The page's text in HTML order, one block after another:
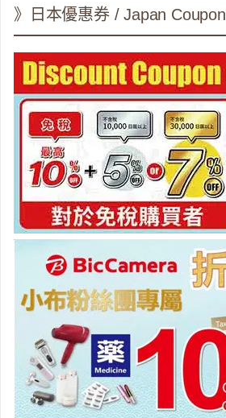
》日本優惠券 / Japan Coupon